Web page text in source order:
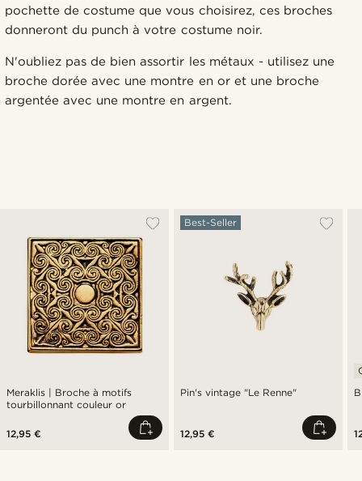
pochette de costume que vous choisirez, ces broches
donneront du punch à votre costume noir.
N'oubliez pas de bien assortir les métaux - utilisez une
broche dorée avec une montre en or et une broche
argentée avec une montre en argent.
Meraklis | Broche à motifs
tourbillonnant couleur or
12,95 €
Pin's vintage "Le Renne"
Best-Seller
12,95 €